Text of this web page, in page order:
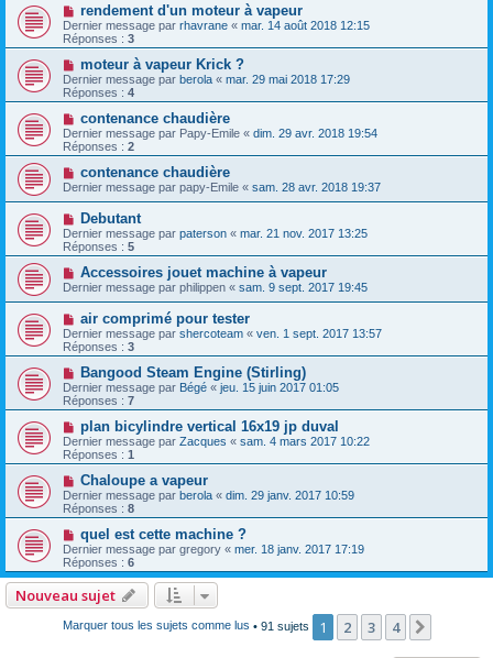
rendement d'un moteur à vapeur
Dernier message par rhavrane « mar. 14 août 2018 12:15
Réponses : 3
moteur à vapeur Krick ?
Dernier message par berola « mar. 29 mai 2018 17:29
Réponses : 4
contenance chaudière
Dernier message par Papy-Emile « dim. 29 avr. 2018 19:54
Réponses : 2
contenance chaudière
Dernier message par papy-Emile « sam. 28 avr. 2018 19:37
Debutant
Dernier message par paterson « mar. 21 nov. 2017 13:25
Réponses : 5
Accessoires jouet machine à vapeur
Dernier message par philippen « sam. 9 sept. 2017 19:45
air comprimé pour tester
Dernier message par shercoteam « ven. 1 sept. 2017 13:57
Réponses : 3
Bangood Steam Engine (Stirling)
Dernier message par Bégé « jeu. 15 juin 2017 01:05
Réponses : 7
plan bicylindre vertical 16x19 jp duval
Dernier message par Zacques « sam. 4 mars 2017 10:22
Réponses : 1
Chaloupe a vapeur
Dernier message par berola « dim. 29 janv. 2017 10:59
Réponses : 8
quel est cette machine ?
Dernier message par gregory « mer. 18 janv. 2017 17:19
Réponses : 6
Nouveau sujet
Marquer tous les sujets comme lus • 91 sujets 1 2 3 4